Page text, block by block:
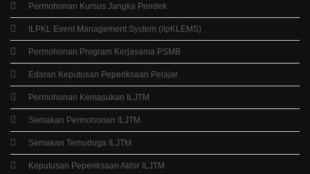
Permohonan Kursus Jangka Pendek
ILPKL Event Management System (ilpKLEMS)
Permohonan Program Kerjasama PSMB
Edaran Keputusan Peperiksaan Pelajar
Permohonan Kemasukan ILJTM
Semakan Permohonan ILJTM
Semakan Temuduga ILJTM
Keputusan Peperiksaan Akhir ILJTM